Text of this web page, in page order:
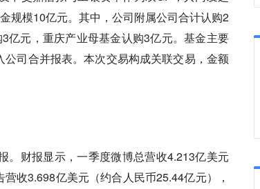
规模10亿元。其中，公司附属公司合计认购2
亿元，重庆产业母基金认购3亿元。基金主要
司合并报表。本次交易构成关联交易，金额
。财报显示，一季度微博总营收4.213亿美元
收3.698亿美元（约合人民币25.44亿元），